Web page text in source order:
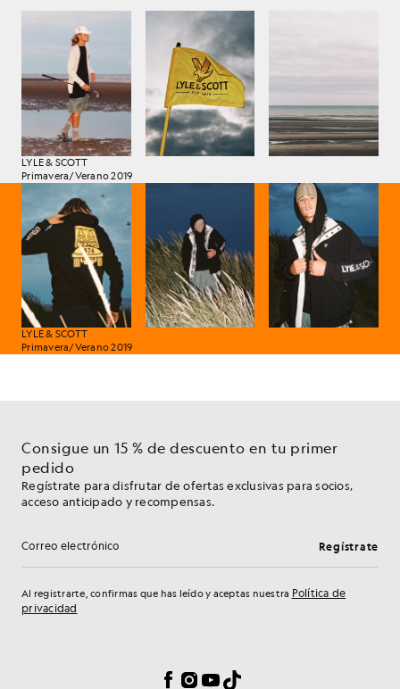
LYLE & SCOTT
Primavera/Verano 2019
LYLE & SCOTT
Primavera/Verano 2019
Consigue un 15 % de descuento en tu primer
pedido
Regístrate para disfrutar de ofertas exclusivas para socios,
acceso anticipado y recompensas.
Dirección de correo electrónico Regístrate
Al registrarte, confirmas que has leído y aceptas nuestra Política de
privacidad
Facebook
Instagram
YouTube
TikTok